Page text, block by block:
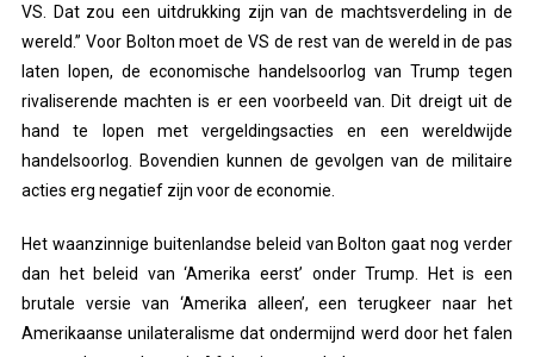
VS. Dat zou een uitdrukking zijn van de machtsverdeling in de
wereld.” Voor Bolton moet de VS de rest van de wereld in de pas
laten lopen, de economische handelsoorlog van Trump tegen
rivaliserende machten is er een voorbeeld van. Dit dreigt uit de
hand te lopen met vergeldingsacties en een wereldwijde
handelsoorlog. Bovendien kunnen de gevolgen van de militaire
acties erg negatief zijn voor de economie.
Het waanzinnige buitenlandse beleid van Bolton gaat nog verder
dan het beleid van ‘Amerika eerst’ onder Trump. Het is een
brutale versie van ‘Amerika alleen’, een terugkeer naar het
Amerikaanse unilateralisme dat ondermijnd werd door het falen